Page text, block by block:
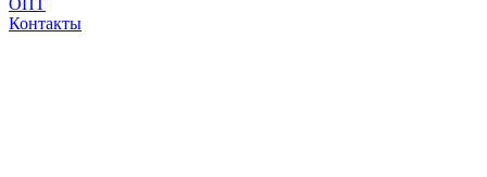
ОПТ
Контакты